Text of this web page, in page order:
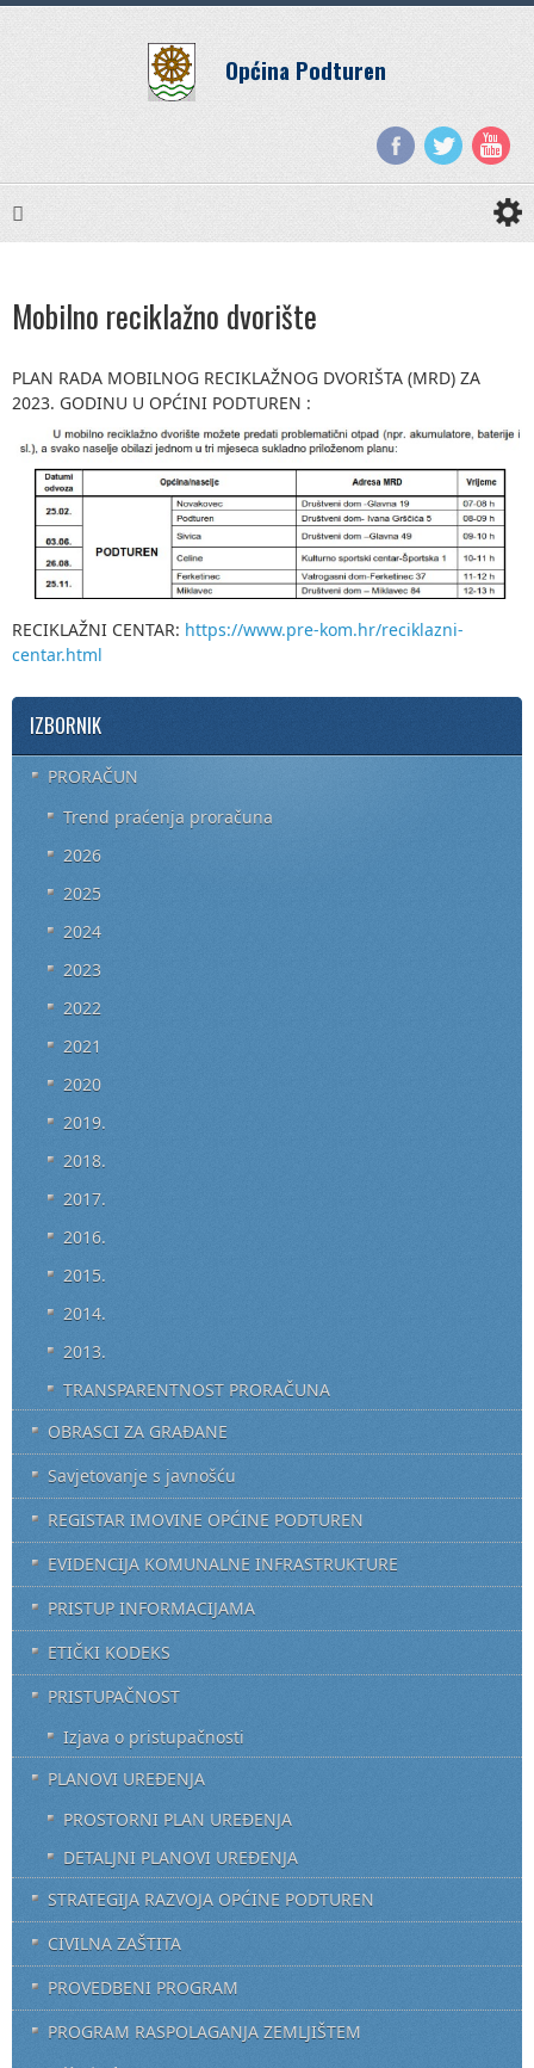
Općina Podturen
Mobilno reciklažno dvorište
PLAN RADA MOBILNOG RECIKLAŽNOG DVORIŠTA (MRD) ZA
2023. GODINU U OPĆINI PODTUREN :
RECIKLAŽNI CENTAR: https://www.pre-kom.hr/reciklazni-
centar.html
IZBORNIK
PRORAČUN
Trend praćenja proračuna
2026
2025
2024
2023
2022
2021
2020
2019.
2018.
2017.
2016.
2015.
2014.
2013.
TRANSPARENTNOST PRORAČUNA
OBRASCI ZA GRAĐANE
Savjetovanje s javnošću
REGISTAR IMOVINE OPĆINE PODTUREN
EVIDENCIJA KOMUNALNE INFRASTRUKTURE
PRISTUP INFORMACIJAMA
ETIČKI KODEKS
PRISTUPAČNOST
Izjava o pristupačnosti
PLANOVI UREĐENJA
PROSTORNI PLAN UREĐENJA
DETALJNI PLANOVI UREĐENJA
STRATEGIJA RAZVOJA OPĆINE PODTUREN
CIVILNA ZAŠTITA
PROVEDBENI PROGRAM
PROGRAM RASPOLAGANJA ZEMLJIŠTEM